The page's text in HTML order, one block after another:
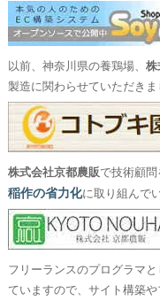
以前、神奈川県の養鶏場、 株
製造に関わらせていただきま
株式会社京都農販で技術顧問
稲作の省力化に取り組んで
フリーランスのプログラマ
ていますので、サイト構築や